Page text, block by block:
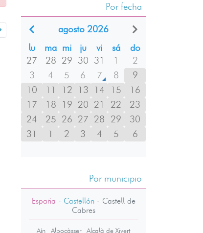
Por fecha
agosto 2026
lu
ma mi ju vi sá
do
27
28 29 30 31 1
2
3
4 5 6 7 8
9
10
11 12 13 14 15
16
17
18 19 20 21 22
23
24
25 26 27 28 29
30
31
1 2 3 4 5 6
Por municipio
España - Castellón- Castell de
Cabres
Aín Albocàsser
Alcalà de Xivert